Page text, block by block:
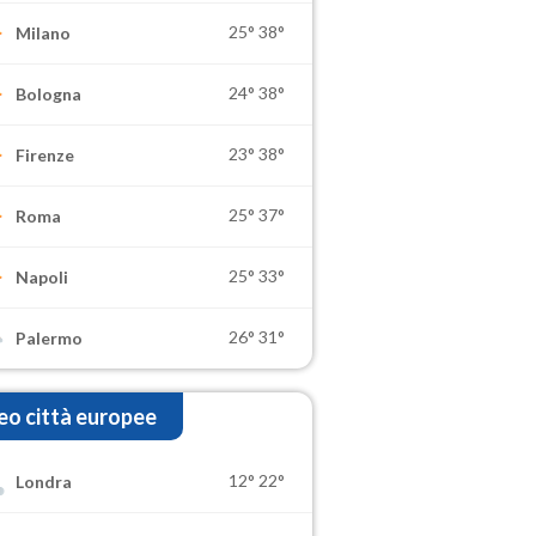
Milano 25° 38°
Bologna 24° 38°
Firenze 23° 38°
Roma 25° 37°
Napoli 25° 33°
Palermo 26° 31°
città europee
Londra 12° 22°